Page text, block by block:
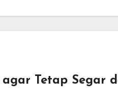
Tetap Segar